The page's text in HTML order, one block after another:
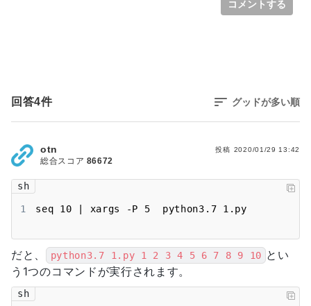
コメントする
回答4件 グッドが多い順
sh
1 seq 10 | xargs -P 5  python3.7 1.py
だと、 python3.7 1.py 1 2 3 4 5 6 7 8 9 10 とい
う1つのコマンドが実行されます。
sh
投稿 2020/01/29 13:42
otn
総合スコア 86672